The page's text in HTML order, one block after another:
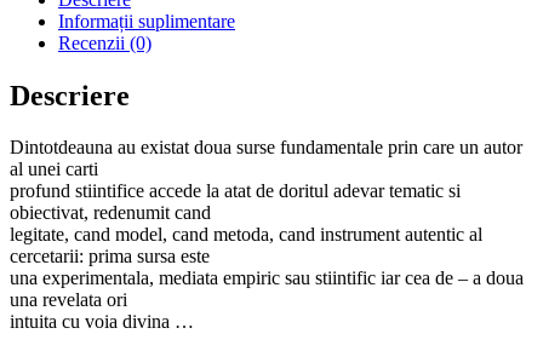
Informații suplimentare
Recenzii (0)
Descriere
Dintotdeauna au existat doua surse fundamentale prin care un autor
al unei carti
profund stiintifice accede la atat de doritul adevar tematic si
obiectivat, redenumit cand
legitate, cand model, cand metoda, cand instrument autentic al
cercetarii: prima sursa este
una experimentala, mediata empiric sau stiintific iar cea de – a doua
una revelata ori
intuita cu voia divina …